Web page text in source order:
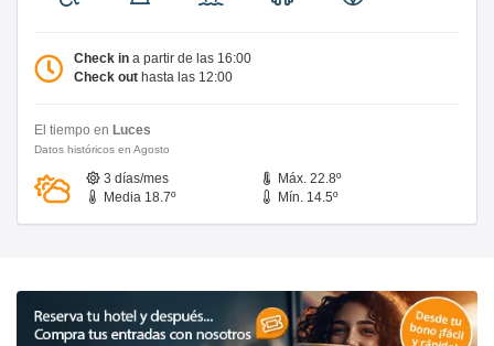
Check in a partir de las 16:00
Check out hasta las 12:00
El tiempo en Luces
Datos históricos en Agosto
3 días/mes
Máx. 22.8º
Media 18.7º
Mín. 14.5º